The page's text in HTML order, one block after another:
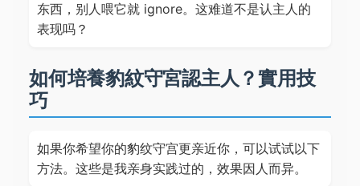
东西，别人喂它就 ignore。这难道不是认主人的
表现吗？
如何培養豹紋守宮認主人？實用技
巧
如果你希望你的豹纹守宫更亲近你，可以试试以下
方法。这些是我亲身实践过的，效果因人而异。